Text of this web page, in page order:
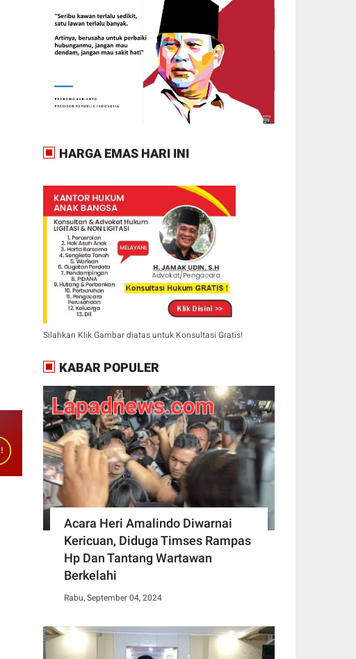
HARGA EMAS HARI INI
Silahkan Klik Gambar diatas untuk Konsultasi Gratis!
KABAR POPULER
Acara Heri Amalindo Diwarnai
Kericuan, Diduga Timses Rampas
Hp Dan Tantang Wartawan
Berkelahi
Rabu, September 04, 2024